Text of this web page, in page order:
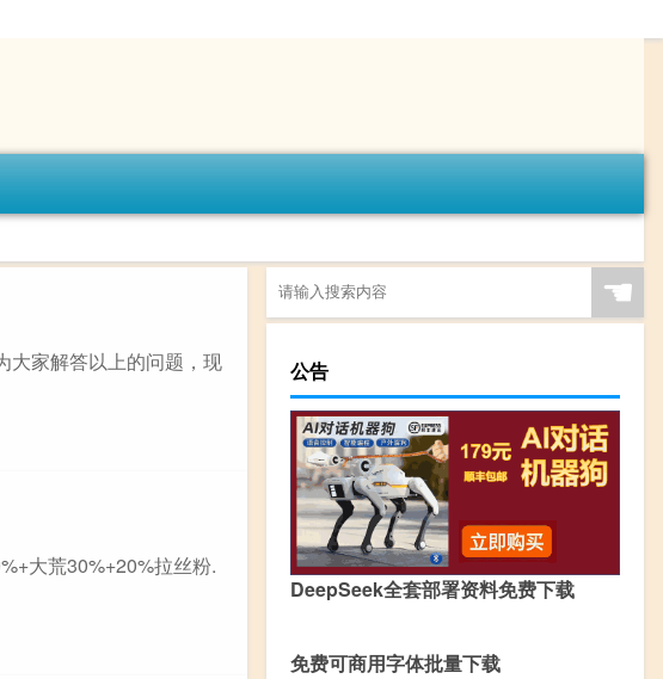
大家解答以上的问题，现
大荒30%+20%拉丝粉.
☚
公告
DeepSeek全套部署资料免费下载
免费可商用字体批量下载